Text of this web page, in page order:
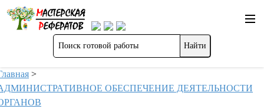
>
ОБЕСПЕЧЕНИЕ ДЕЯТЕЛЬНОСТИ